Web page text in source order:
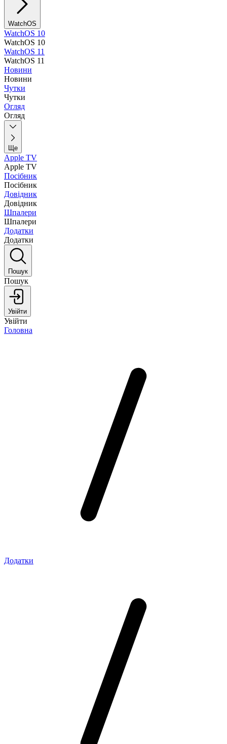
WatchOS
WatchOS 10
WatchOS 10
WatchOS 11
WatchOS 11
Новини
Новини
Чутки
Чутки
Огляд
Огляд
Ще
Apple TV
Apple TV
Посібник
Посібник
Довідник
Довідник
Шпалери
Шпалери
Додатки
Додатки
Пошук
Пошук
Увійти
Увійти
Головна
Додатки